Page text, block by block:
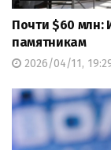
Почти $60 млн:
памятникам
2026/04/11,